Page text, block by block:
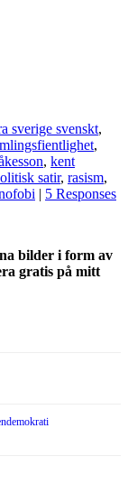
sverige svenskt,
,
, kent
satir, rasism,
| 5 Responses
bilder i form av
gratis på mitt